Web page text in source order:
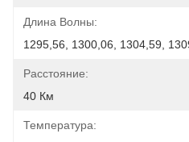
Длина Волны:
1295,56, 1300,06, 1304,59,
Расстояние:
40 Км
Температура: